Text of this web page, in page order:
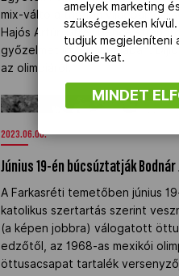
mix-váltó a triatlon világbajnoki
Hajós Artúr, Stréli Bence
győzelmet írt Szlovéniában.
az olimpiáról.
Június 19-én búcsúztatják
2023.06.06.
Június 19-én búcsúztatják Bodnár
A Farkasréti temetőben június
katolikus szertartás szerint
(a képen jobbra) válogatott
edzőtől, az 1968-as mexikói
öttusacsapat tartalék
amelyek marketing
szükségeseken
tudjuk megjeleníteni
cookie-kat.
MINDET